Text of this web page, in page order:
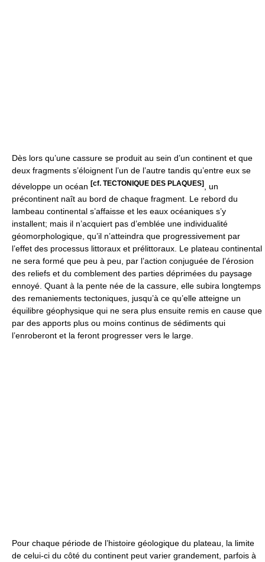
Dès lors qu’une cassure se produit au sein d’un continent et que
deux fragments s’éloignent l’un de l’autre tandis qu’entre eux se
développe un océan [cf. TECTONIQUE DES PLAQUES]
, un
précontinent naît au bord de chaque fragment. Le rebord du
lambeau continental s’affaisse et les eaux océaniques s’y
installent; mais il n’acquiert pas d’emblée une individualité
géomorphologique, qu’il n’atteindra que progressivement par
l’effet des processus littoraux et prélittoraux. Le plateau continental
ne sera formé que peu à peu, par l’action conjuguée de l’érosion
des reliefs et du comblement des parties déprimées du paysage
ennoyé. Quant à la pente née de la cassure, elle subira longtemps
des remaniements tectoniques, jusqu’à ce qu’elle atteigne un
équilibre géophysique qui ne sera plus ensuite remis en cause que
par des apports plus ou moins continus de sédiments qui
l’enroberont et la feront progresser vers le large.
Pour chaque période de l’histoire géologique du plateau, la limite
de celui-ci du côté du continent peut varier grandement, parfois à